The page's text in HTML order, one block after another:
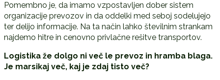
Pomembno je, da imamo vzpostavljen dober sistem
organizacije prevozov in da oddelki med seboj sodelujejo
ter delijo informacije. Na ta način lahko številnim strankam
najdemo hitre in cenovno privlačne rešitve transportov.
Logistika že dolgo ni več le prevoz in hramba blaga.
Je marsikaj več, kaj je zdaj tisto več?